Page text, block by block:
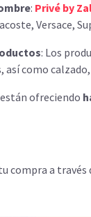
: Privé by
Versace,
: Los
así como
están ofreciendo
compra a través